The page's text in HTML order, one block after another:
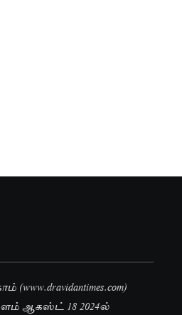
ஆகஸ்ட் 18 2024ல்